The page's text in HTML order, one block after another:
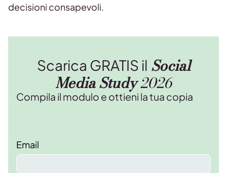
decisioni consapevoli.
Scarica GRATIS il Social
Media Study2026
Compila il modulo e ottieni la tua copia
Email